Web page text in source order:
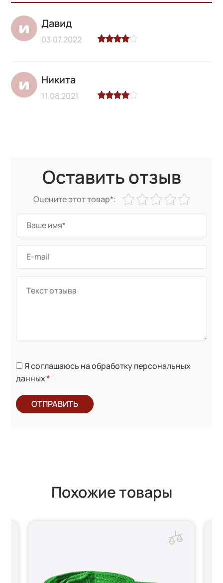
Давид
03.07.2022
Никита
11.08.2021
Оставить отзыв
Оцените этот товар*:
Я соглашаюсь на обработку персональных
данных*
ОТПРАВИТЬ
Похожие товары